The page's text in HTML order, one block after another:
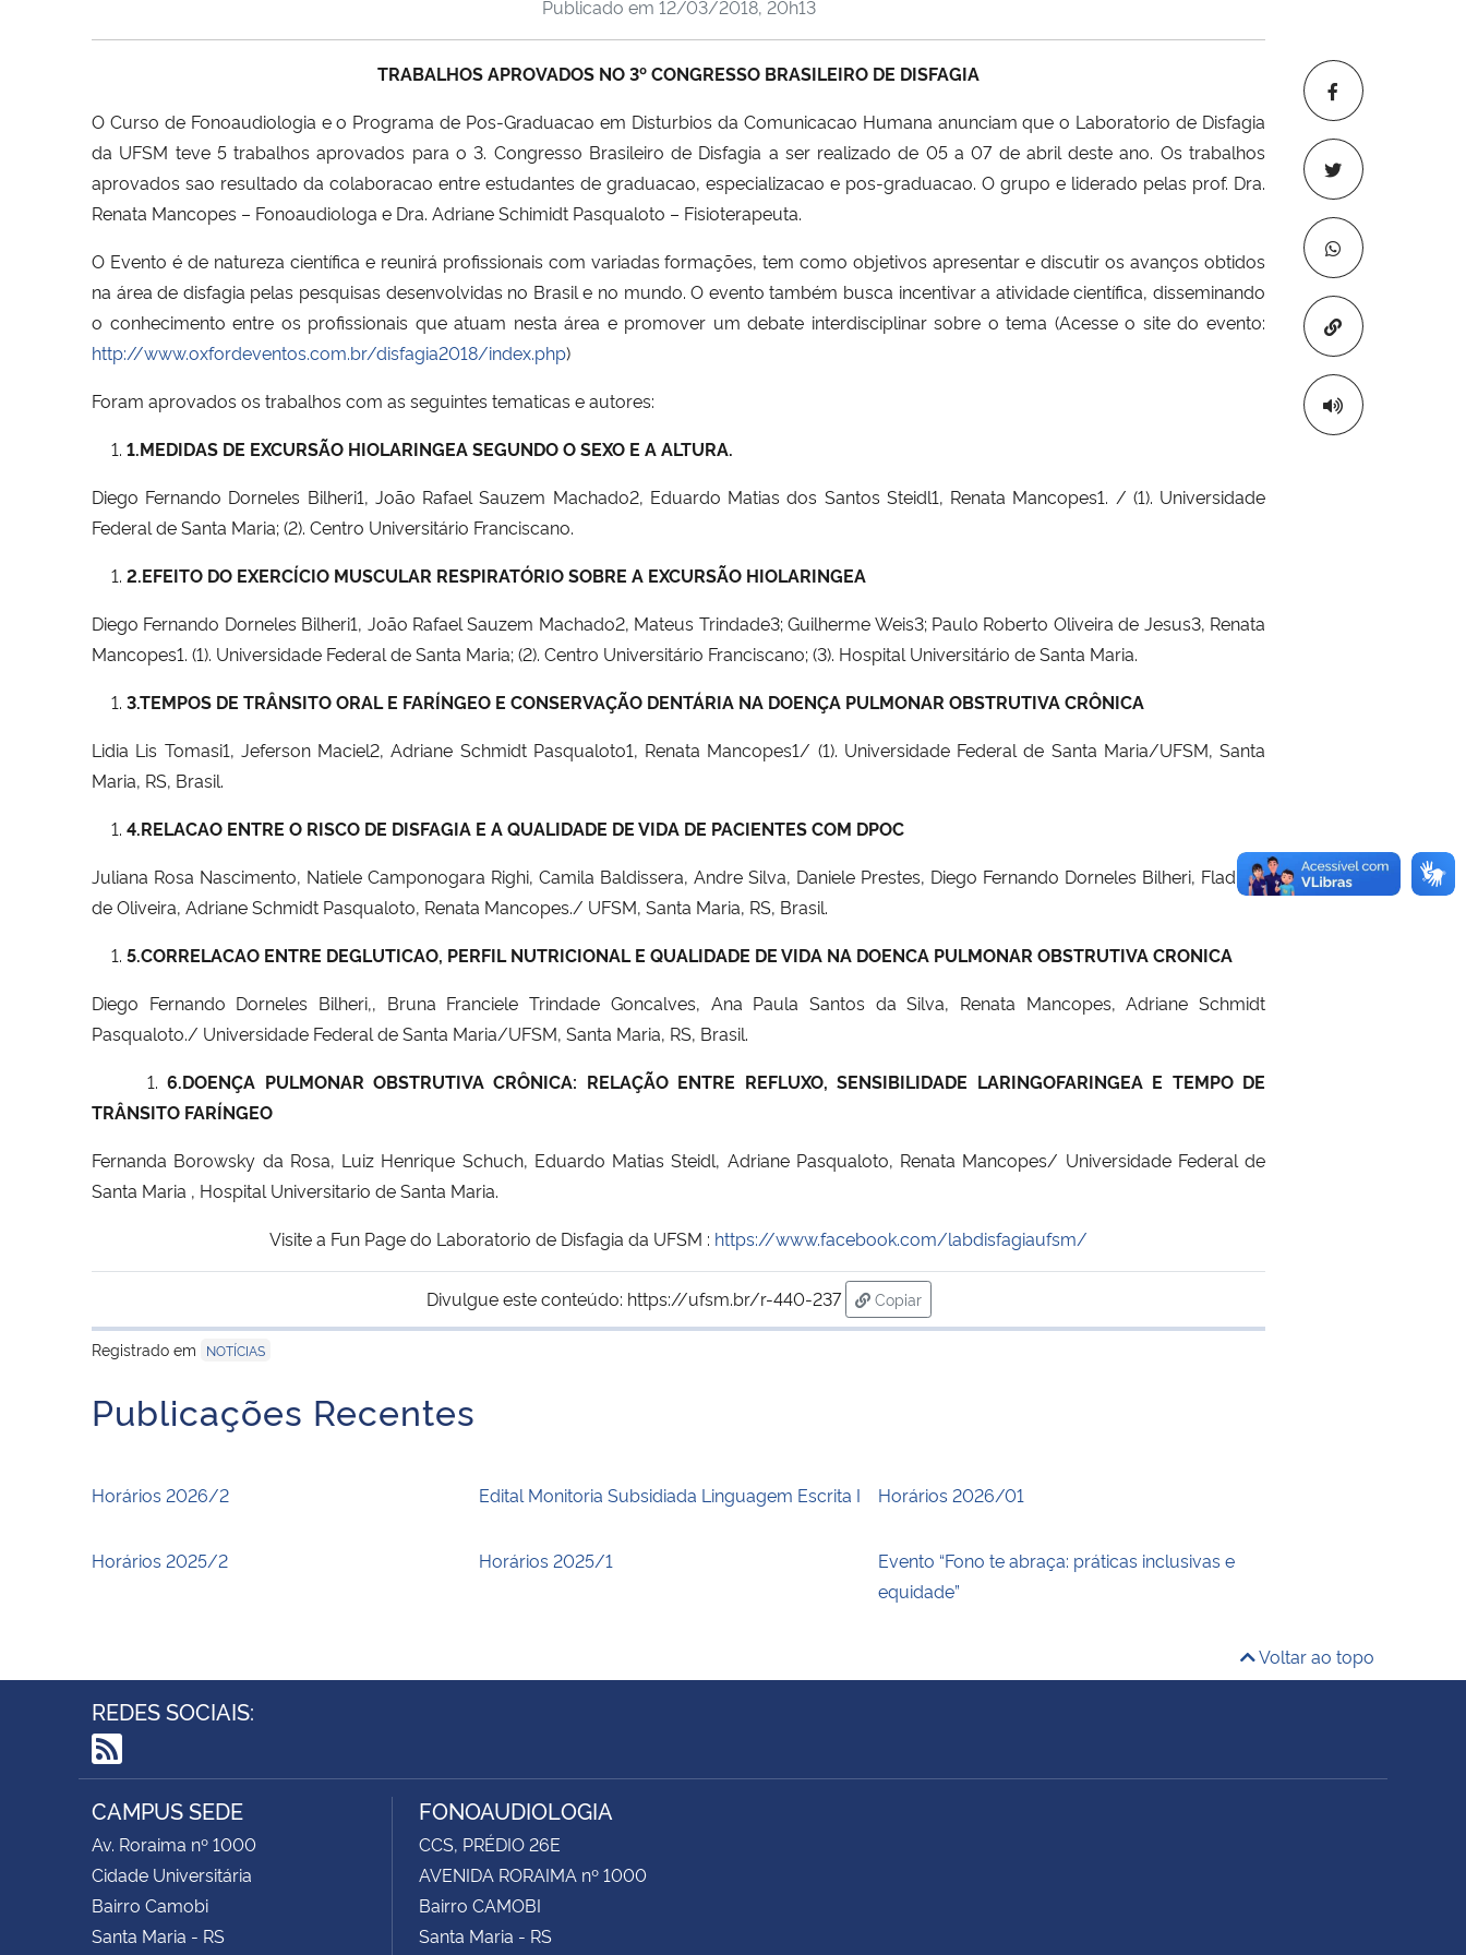
Copiar para
Publicado em 12/03/2018, 20h13
TRABALHOS APROVADOS NO 3º CONGRESSO BRASILEIRO DE DISFAGIA
O Curso de Fonoaudiologia e o Programa de Pos-Graduacao em Disturbios da Comunicacao Humana anunciam que o Laboratorio de Disfagia
da UFSM teve 5 trabalhos aprovados para o 3. Congresso Brasileiro de Disfagia a ser realizado de 05 a 07 de abril deste ano. Os trabalhos
aprovados sao resultado da colaboracao entre estudantes de graduacao, especializacao e pos-graduacao. O grupo e liderado pelas prof. Dra.
Renata Mancopes – Fonoaudiologa e Dra. Adriane Schimidt Pasqualoto – Fisioterapeuta.
O Evento é de natureza científica e reunirá profissionais com variadas formações, tem como objetivos apresentar e discutir os avanços obtidos
na área de disfagia pelas pesquisas desenvolvidas no Brasil e no mundo. O evento também busca incentivar a atividade científica, disseminando
o conhecimento entre os profissionais que atuam nesta área e promover um debate interdisciplinar sobre o tema (Acesse o site do evento:
http://www.oxfordeventos.com.br/disfagia2018/index.php)
Foram aprovados os trabalhos com as seguintes tematicas e autores:
1.MEDIDAS DE EXCURSÃO HIOLARINGEA SEGUNDO O SEXO E A ALTURA.
Diego Fernando Dorneles Bilheri1, João Rafael Sauzem Machado2, Eduardo Matias dos Santos Steidl1, Renata Mancopes1. / (1). Universidade
Federal de Santa Maria; (2). Centro Universitário Franciscano.
2.EFEITO DO EXERCÍCIO MUSCULAR RESPIRATÓRIO SOBRE A EXCURSÃO HIOLARINGEA
Diego Fernando Dorneles Bilheri1, João Rafael Sauzem Machado2, Mateus Trindade3; Guilherme Weis3; Paulo Roberto Oliveira de Jesus3, Renata
Mancopes1. (1). Universidade Federal de Santa Maria; (2). Centro Universitário Franciscano; (3). Hospital Universitário de Santa Maria.
3.TEMPOS DE TRÂNSITO ORAL E FARÍNGEO E CONSERVAÇÃO DENTÁRIA NA DOENÇA PULMONAR OBSTRUTIVA CRÔNICA
Lidia Lis Tomasi1, Jeferson Maciel2, Adriane Schmidt Pasqualoto1, Renata Mancopes1/ (1). Universidade Federal de Santa Maria/UFSM, Santa
Maria, RS, Brasil.
4.RELACAO ENTRE O RISCO DE DISFAGIA E A QUALIDADE DE VIDA DE PACIENTES COM DPOC
Juliana Rosa Nascimento, Natiele Camponogara Righi, Camila Baldissera, Andre Silva, Daniele Prestes, Diego Fernando Dorneles Bilheri, Fladimir
de Oliveira, Adriane Schmidt Pasqualoto, Renata Mancopes./ UFSM, Santa Maria, RS, Brasil.
5.CORRELACAO ENTRE DEGLUTICAO, PERFIL NUTRICIONAL E QUALIDADE DE VIDA NA DOENCA PULMONAR OBSTRUTIVA CRONICA
Diego Fernando Dorneles Bilheri,, Bruna Franciele Trindade Goncalves, Ana Paula Santos da Silva, Renata Mancopes, Adriane Schmidt
Pasqualoto./ Universidade Federal de Santa Maria/UFSM, Santa Maria, RS, Brasil.
1.6.DOENÇA PULMONAR OBSTRUTIVA CRÔNICA: RELAÇÃO ENTRE REFLUXO, SENSIBILIDADE LARINGOFARINGEA E TEMPO DE
TRÂNSITO FARÍNGEO
Fernanda Borowsky da Rosa, Luiz Henrique Schuch, Eduardo Matias Steidl, Adriane Pasqualoto, Renata Mancopes/ Universidade Federal de
Santa Maria , Hospital Universitario de Santa Maria.
Visite a Fun Page do Laboratorio de Disfagia da UFSM : https://www.facebook.com/labdisfagiaufsm/
Divulgue este conteúdo: https://ufsm.br/r-440-237
Copiar
para área de transferência
Registrado em
NOTÍCIAS
Publicações Recentes
Horários 2026/2 Edital Monitoria Subsidiada Linguagem Escrita I Horários 2026/01
Horários 2025/2 Horários 2025/1
Evento “Fono te abraça: práticas inclusivas e
equidade”
Voltar ao topo
REDES SOCIAIS:
RSS
CAMPUS SEDE
Av. Roraima nº 1000
Cidade Universitária
Bairro Camobi
Santa Maria - RS
FONOAUDIOLOGIA
CCS, PRÉDIO 26E
AVENIDA RORAIMA nº 1000
Bairro CAMOBI
Santa Maria - RS